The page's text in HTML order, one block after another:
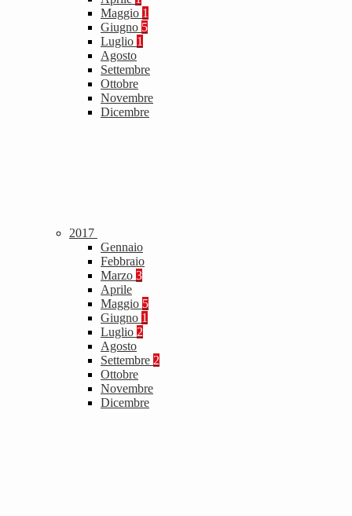
Maggio 1
Giugno 5
Luglio 1
Agosto
Settembre
Ottobre
Novembre
Dicembre
2017
Gennaio
Febbraio
Marzo 3
Aprile
Maggio 5
Giugno 1
Luglio 2
Agosto
Settembre 2
Ottobre
Novembre
Dicembre